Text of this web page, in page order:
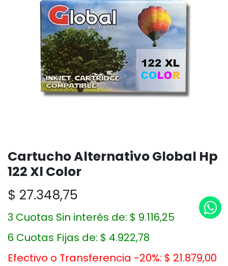
Cartucho Alternativo Global Hp
122 Xl Color
$ 27.348,75
3 Cuotas Sin interés de: $ 9.116,25
6 Cuotas Fijas de: $ 4.922,78
Efectivo o Transferencia -20%: $ 21.879,00